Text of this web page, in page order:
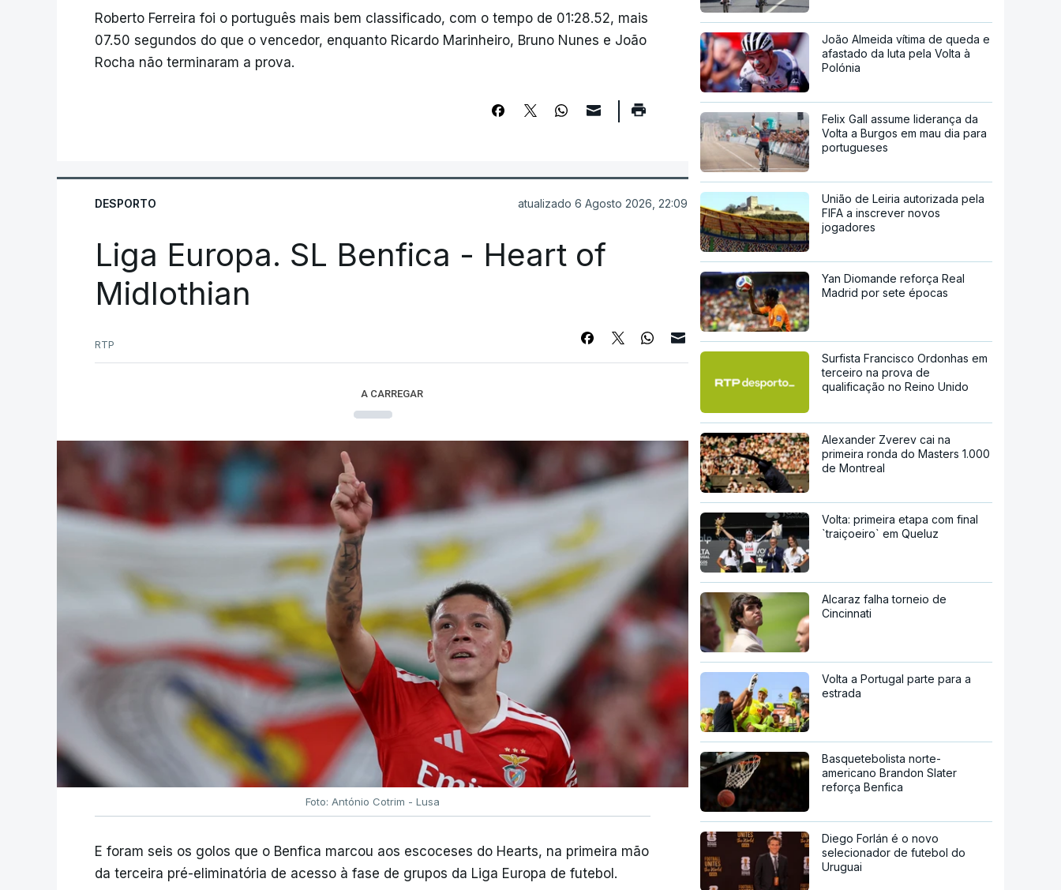
Roberto Ferreira foi o português mais bem classificado, com o tempo de 01:28.52, mais
07.50 segundos do que o vencedor, enquanto Ricardo Marinheiro, Bruno Nunes e João
Rocha não terminaram a prova.
DESPORTO atualizado 6 Agosto 2026, 22:09
Liga Europa. SL Benfica - Heart of
Midlothian
RTP
A CARREGAR
Foto: António Cotrim - Lusa
E foram seis os golos que o Benfica marcou aos escoceses do Hearts, na primeira mão
da terceira pré-eliminatória de acesso à fase de grupos da Liga Europa de futebol.
João Almeida vítima de queda e
afastado da luta pela Volta à
Polónia
Felix Gall assume liderança da
Volta a Burgos em mau dia para
portugueses
União de Leiria autorizada pela
FIFA a inscrever novos
jogadores
Yan Diomande reforça Real
Madrid por sete épocas
Surfista Francisco Ordonhas em
terceiro na prova de
qualificação no Reino Unido
Alexander Zverev cai na
primeira ronda do Masters 1.000
de Montreal
Volta: primeira etapa com final
`traiçoeiro` em Queluz
Alcaraz falha torneio de
Cincinnati
Volta a Portugal parte para a
estrada
Basquetebolista norte-
americano Brandon Slater
reforça Benfica
Diego Forlán é o novo
selecionador de futebol do
Uruguai